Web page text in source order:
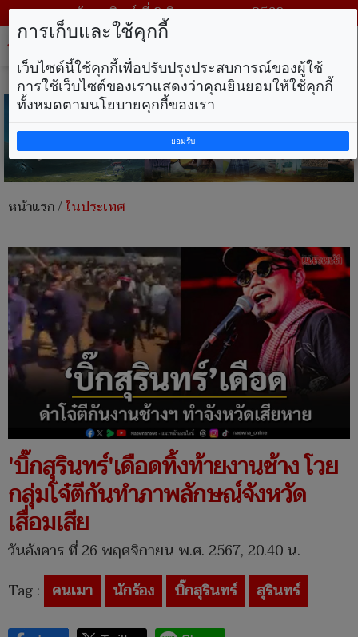
วันอาทิตย์ ที่ 9 สิงหาคม พ.ศ. 2569
หน้าแรก/ในประเทศ
'บิ๊กสุรินทร์'เดือดทิ้งท้ายงานช้าง โวย
กลุ่มโจ๋ตีกันทำภาพลักษณ์จังหวัด
เสื่อมเสีย
วันอังคาร ที่ 26 พฤศจิกายน พ.ศ. 2567, 20.40 น.
Tag : คนเมา นักร้อง บิ๊กสุรินทร์ สุรินทร์
การเก็บและใช้คุกกี้
เว็บไซต์นี้ใช้คุกกี้เพื่อปรับปรุงประสบการณ์ของผู้ใช้
การใช้เว็บไซต์ของเราแสดงว่าคุณยินยอมให้ใช้คุกกี้
ทั้งหมดตามนโยบายคุกกี้ของเรา
ยอมรับ